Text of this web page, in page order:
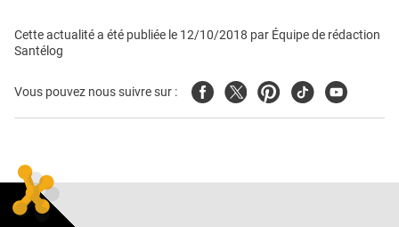
Cette actualité a été publiée le 12/10/2018 par Équipe de rédaction
Santélog
Vous pouvez nous suivre sur : FacebookTwitterPinterest
TiktokYoutube